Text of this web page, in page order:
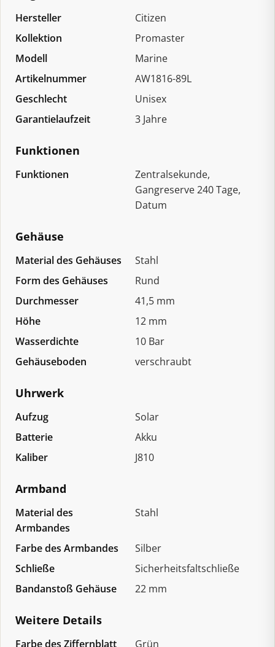
Hersteller
Citizen
Kollektion
Promaster
Modell
Marine
Artikelnummer
AW1816-89L
Geschlecht
Unisex
Garantielaufzeit
3 Jahre
Funktionen
Funktionen
Zentralsekunde,
Gangreserve 240 Tage,
Datum
Gehäuse
Material des Gehäuses
Stahl
Form des Gehäuses
Rund
Durchmesser
41,5 mm
Höhe
12 mm
Wasserdichte
10 Bar
Gehäuseboden
verschraubt
Uhrwerk
Aufzug
Solar
Batterie
Akku
Kaliber
J810
Armband
Material des
Armbandes
Stahl
Farbe des Armbandes
Silber
Schließe
Sicherheitsfaltschließe
Bandanstoß Gehäuse
22 mm
Weitere Details
Farbe des Ziffernblatt
Grün